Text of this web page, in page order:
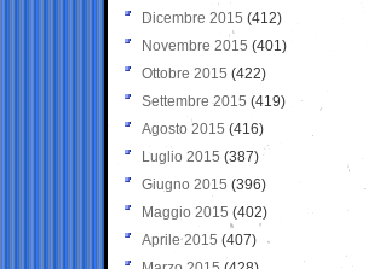
Dicembre 2015 (412)
Novembre 2015 (401)
Ottobre 2015 (422)
Settembre 2015 (419)
Agosto 2015 (416)
Luglio 2015 (387)
Giugno 2015 (396)
Maggio 2015 (402)
Aprile 2015 (407)